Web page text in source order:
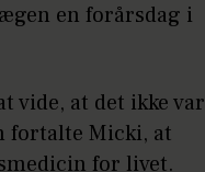
en forårsdag i
vide, at det ikke var
fortalte Micki, at
for livet.